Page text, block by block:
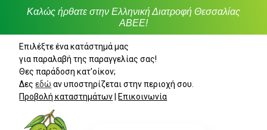
Καλώς ήρθατε στην Ελληνική Διατροφή Θεσσαλίας
ΑΒΕΕ!
Επιλέξτε ένα κατάστημά μας
για παραλαβή της παραγγελίας σας!
Θες παράδοση κατ'οίκον;
Δεςεδώ αν υποστηρίζεται στην περιοχή σου.
Προβολή καταστημάτων
Επικοινωνία